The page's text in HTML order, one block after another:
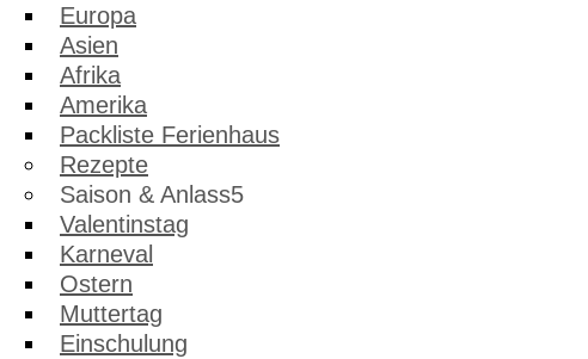
Europa
Asien
Afrika
Amerika
Packliste Ferienhaus
Rezepte
Saison & Anlass
Valentinstag
Karneval
Ostern
Muttertag
Einschulung